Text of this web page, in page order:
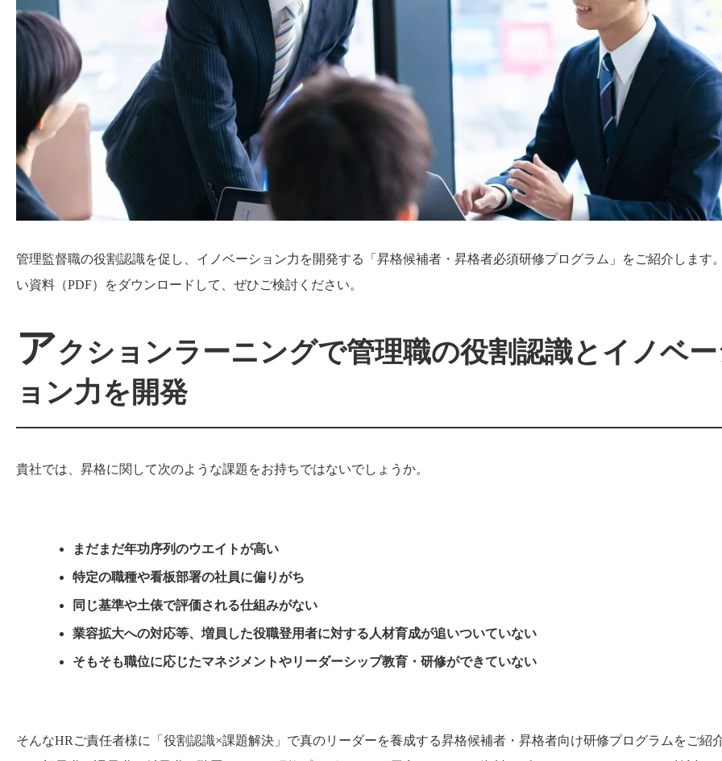
管理監督職の役割認識を促し、イノベーション力を開発する「昇格候補者・昇格者必須研修プログラム」をご紹介します
い資料（PDF）をダウンロードして、ぜひご検討ください。
アクションラーニングで管理職の役割認識とイノベ
ョン力を開発
貴社では、昇格に関して次のような課題をお持ちではないでしょうか。
まだまだ年功序列のウエイトが高い
特定の職種や看板部署の社員に偏りがち
同じ基準や土俵で評価される仕組みがない
業容拡大への対応等、増員した役職登用者に対する人材育成が追いついていない
そもそも職位に応じたマネジメントやリーダーシップ教育・研修ができていない
そんなHRご責任者様に「役割認識×課題解決」で真のリーダーを養成する昇格候補者・昇格者向け研修プログラムをご紹